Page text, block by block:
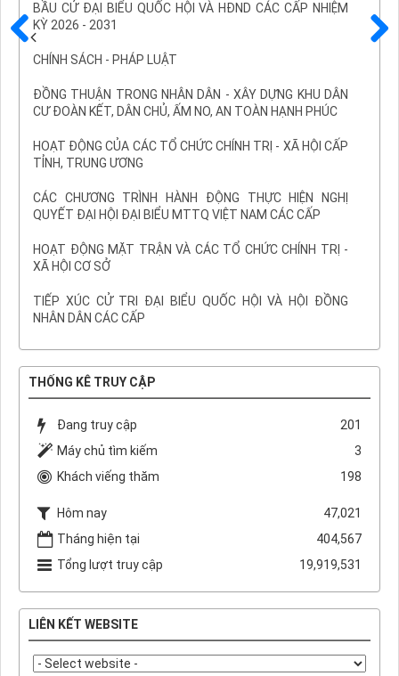
BẦU CỬ ĐẠI BIỂU QUỐC HỘI VÀ HĐND CÁC CẤP NHIỆM
KỲ 2026 - 2031
CHÍNH SÁCH - PHÁP LUẬT
ĐỒNG THUẬN TRONG NHÂN DÂN - XÂY DỰNG KHU DÂN
CƯ ĐOÀN KẾT, DÂN CHỦ, ẤM NO, AN TOÀN HẠNH PHÚC
HOẠT ĐỘNG CỦA CÁC TỔ CHỨC CHÍNH TRỊ - XÃ HỘI CẤP
TỈNH, TRUNG ƯƠNG
CÁC CHƯƠNG TRÌNH HÀNH ĐỘNG THỰC HIỆN NGHỊ
QUYẾT ĐẠI HỘI ĐẠI BIỂU MTTQ VIỆT NAM CÁC CẤP
HOẠT ĐỘNG MẶT TRẬN VÀ CÁC TỔ CHỨC CHÍNH TRỊ -
XÃ HỘI CƠ SỞ
TIẾP XÚC CỬ TRI ĐẠI BIỂU QUỐC HỘI VÀ HỘI ĐỒNG
NHÂN DÂN CÁC CẤP
THỐNG KÊ TRUY CẬP
Đang truy cập
201
Máy chủ tìm kiếm
3
Khách viếng thăm
198
Hôm nay
47,021
Tháng hiện tại
404,567
Tổng lượt truy cập
19,919,531
LIÊN KẾT WEBSITE
Trước